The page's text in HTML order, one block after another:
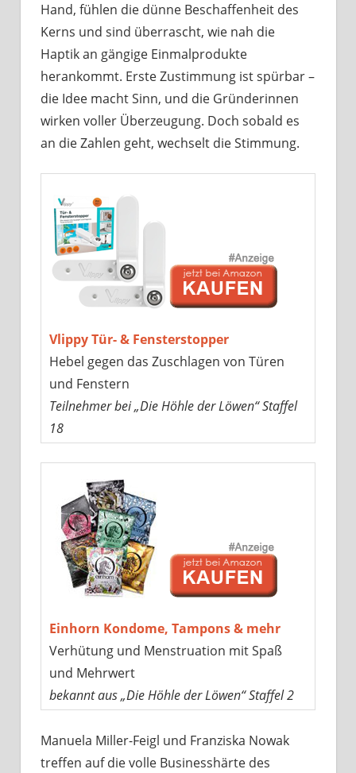
Hand, fühlen die dünne Beschaffenheit des
Kerns und sind überrascht, wie nah die
Haptik an gängige Einmalprodukte
herankommt. Erste Zustimmung ist spürbar –
die Idee macht Sinn, und die Gründerinnen
wirken voller Überzeugung. Doch sobald es
an die Zahlen geht, wechselt die Stimmung.
Vlippy Tür- & Fensterstopper
Hebel gegen das Zuschlagen von Türen
und Fenstern
Teilnehmer bei „Die Höhle der Löwen“ Staffel
18
Einhorn Kondome, Tampons & mehr
Verhütung und Menstruation mit Spaß
und Mehrwert
bekannt aus „Die Höhle der Löwen“ Staffel 2
Manuela Miller-Feigl und Franziska Nowak
treffen auf die volle Businesshärte des